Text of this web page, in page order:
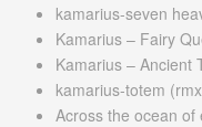
kamarius-seven
Kamarius – Fairy
Kamarius – Ancient
kamarius-totem
Across the ocean of